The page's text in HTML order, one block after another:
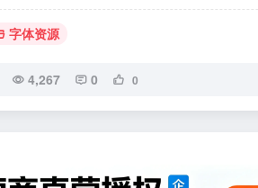
字体资源
4,267 0 0